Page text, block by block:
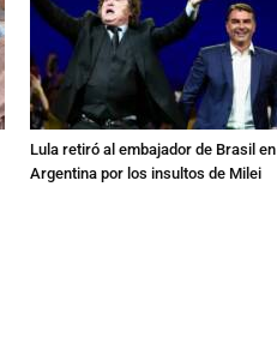
Lula retiró al embajador de Brasil en
Argentina por los insultos de Milei